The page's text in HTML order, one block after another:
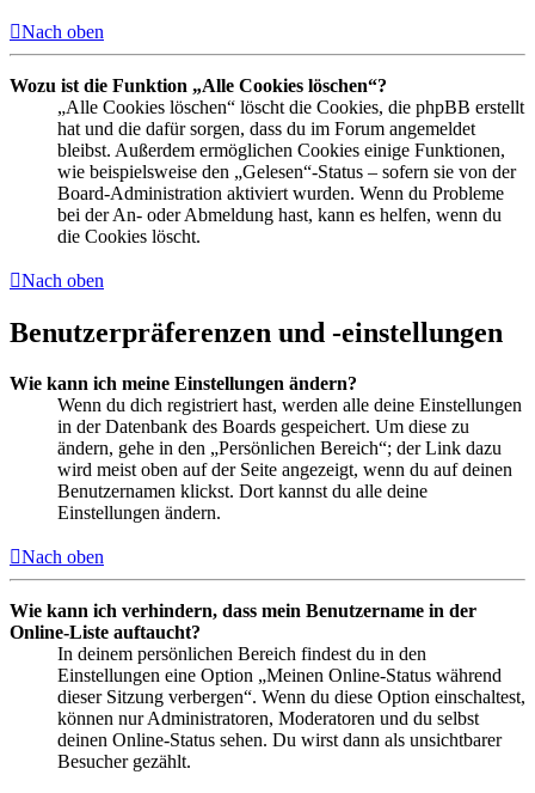
Nach oben
Wozu ist die Funktion „Alle Cookies löschen“?
„Alle Cookies löschen“ löscht die Cookies, die phpBB erstellt
hat und die dafür sorgen, dass du im Forum angemeldet
bleibst. Außerdem ermöglichen Cookies einige Funktionen,
wie beispielsweise den „Gelesen“-Status – sofern sie von der
Board-Administration aktiviert wurden. Wenn du Probleme
bei der An- oder Abmeldung hast, kann es helfen, wenn du
die Cookies löscht.
Nach oben
Benutzerpräferenzen und -einstellungen
Wie kann ich meine Einstellungen ändern?
Wenn du dich registriert hast, werden alle deine Einstellungen
in der Datenbank des Boards gespeichert. Um diese zu
ändern, gehe in den „Persönlichen Bereich“; der Link dazu
wird meist oben auf der Seite angezeigt, wenn du auf deinen
Benutzernamen klickst. Dort kannst du alle deine
Einstellungen ändern.
Nach oben
Wie kann ich verhindern, dass mein Benutzername in der
Online-Liste auftaucht?
In deinem persönlichen Bereich findest du in den
Einstellungen eine Option „Meinen Online-Status während
dieser Sitzung verbergen“. Wenn du diese Option einschaltest,
können nur Administratoren, Moderatoren und du selbst
deinen Online-Status sehen. Du wirst dann als unsichtbarer
Besucher gezählt.